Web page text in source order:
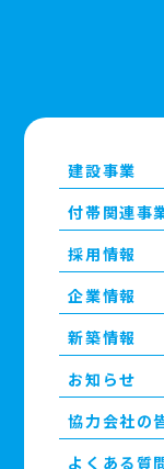
建設事業
付帯関連事
採用情報
企業情報
新築情報
お知らせ
協力会社の
よくある質